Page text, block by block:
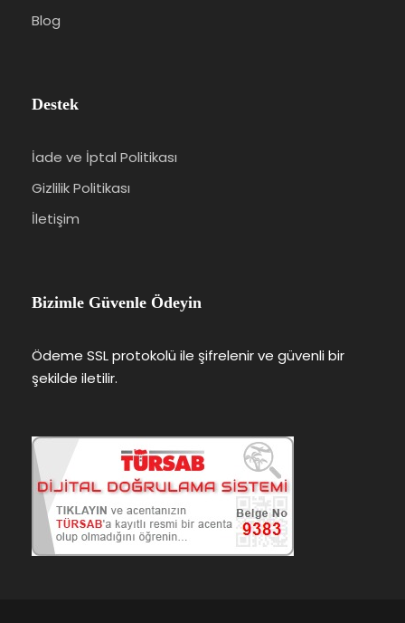
Blog
Destek
İade ve İptal Politikası
Gizlilik Politikası
İletişim
Bizimle Güvenle Ödeyin
Ödeme SSL protokolü ile şifrelenir ve güvenli bir
şekilde iletilir.